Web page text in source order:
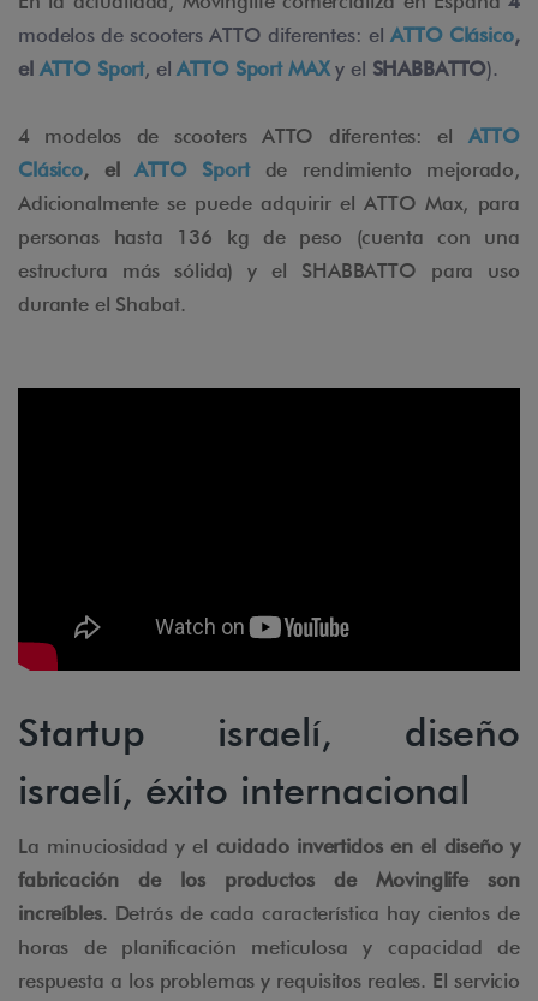
modelos de scooters ATTO diferentes: el ATTO Clásico,
el ATTO Sport, elATTO Sport MAXy el SHABBATTO).
4 modelos de scooters ATTO diferentes: el ATTO
Clásico, elATTO Sport
de rendimiento mejorado,
Adicionalmente se puede adquirir el ATTO Max, para
personas hasta 136 kg de peso (cuenta con una
estructura más sólida) y el SHABBATTO para uso
durante el Shabat.
Startup israelí, diseño
israelí, éxito internacional
La minuciosidad y el cuidado invertidos en el diseño y
fabricación de los productos de Movinglife son
increíbles. Detrás de cada característica hay cientos de
horas de planificación meticulosa y capacidad de
respuesta a los problemas y requisitos reales. El servicio